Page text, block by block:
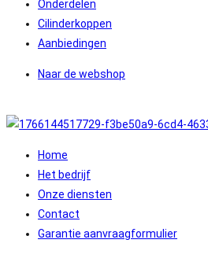
Onderdelen
Cilinderkoppen
Aanbiedingen
Naar de webshop
Home
Het bedrijf
Onze diensten
Contact
Garantie aanvraagformulier